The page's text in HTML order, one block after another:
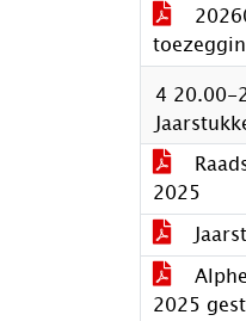
4 20.00-
2025
2025